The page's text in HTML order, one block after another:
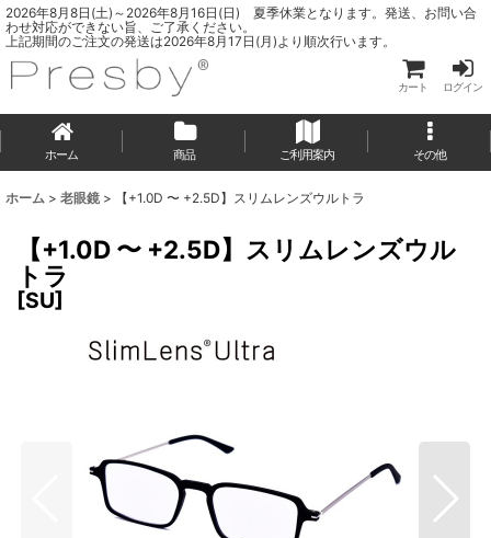
2026年8月8日(土)～2026年8月16日(日) 夏季休業となります。発送、お問い合
わせ対応ができない旨、ご了承ください。
上記期間のご注文の発送は2026年8月17日(月)より順次行います。
カート ログイン
ホーム 商品 ご利用案内 その他
ホーム > 老眼鏡 > 【+1.0D 〜 +2.5D】スリムレンズウルトラ
【+1.0D 〜 +2.5D】スリムレンズウル
トラ
[SU]